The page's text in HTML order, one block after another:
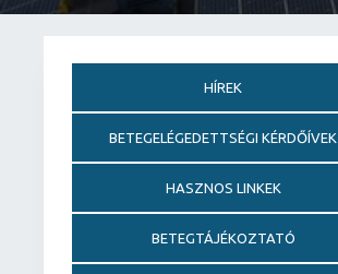
HÍREK
BETEGELÉGEDETTSÉGI KÉRDŐÍVEK
HASZNOS LINKEK
BETEGTÁJÉKOZTATÓ